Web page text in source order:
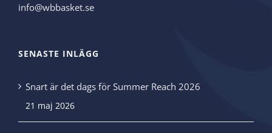
info@wbbasket.se
SENASTE INLÄGG
Snart är det dags för Summer Reach 2026
21 maj 2026